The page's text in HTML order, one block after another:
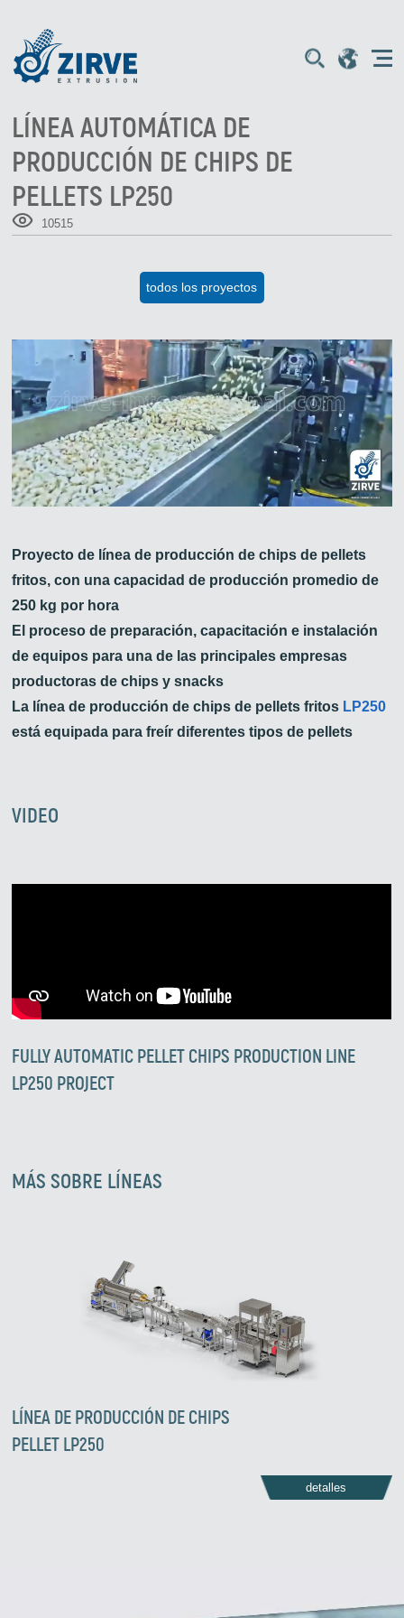
LÍNEA AUTOMÁTICA DE
PRODUCCIÓN DE CHIPS DE
PELLETS LP250
10515
todos los proyectos
Proyecto de línea de producción de chips de pellets
fritos, con una capacidad de producción promedio de
250 kg por hora
El proceso de preparación, capacitación e instalación
de equipos para una de las principales empresas
productoras de chips y snacks
La línea de producción de chips de pellets fritos LP250
está equipada para freír diferentes tipos de pellets
VIDEO
FULLY AUTOMATIC PELLET CHIPS PRODUCTION LINE
LP250 PROJECT
MÁS SOBRE LÍNEAS
LÍNEA DE PRODUCCIÓN DE CHIPS
PELLET LP250
detalles